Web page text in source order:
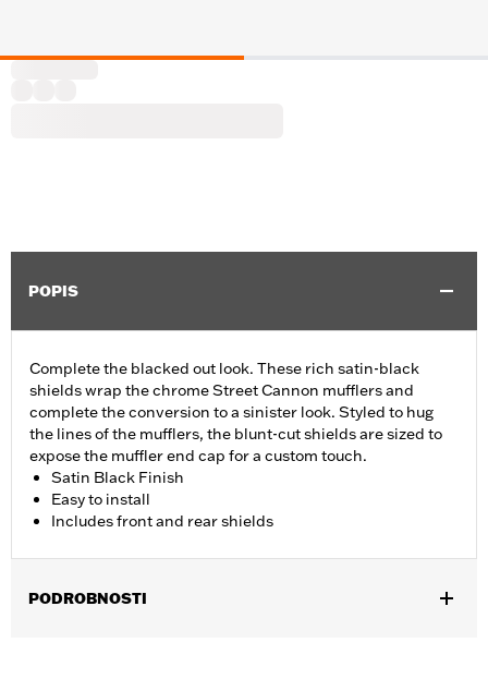
POPIS
Complete the blacked out look. These rich satin-black
shields wrap the chrome Street Cannon mufflers and
complete the conversion to a sinister look. Styled to hug
the lines of the mufflers, the blunt-cut shields are sized to
expose the muffler end cap for a custom touch.
Satin Black Finish
Easy to install
Includes front and rear shields
PODROBNOSTI